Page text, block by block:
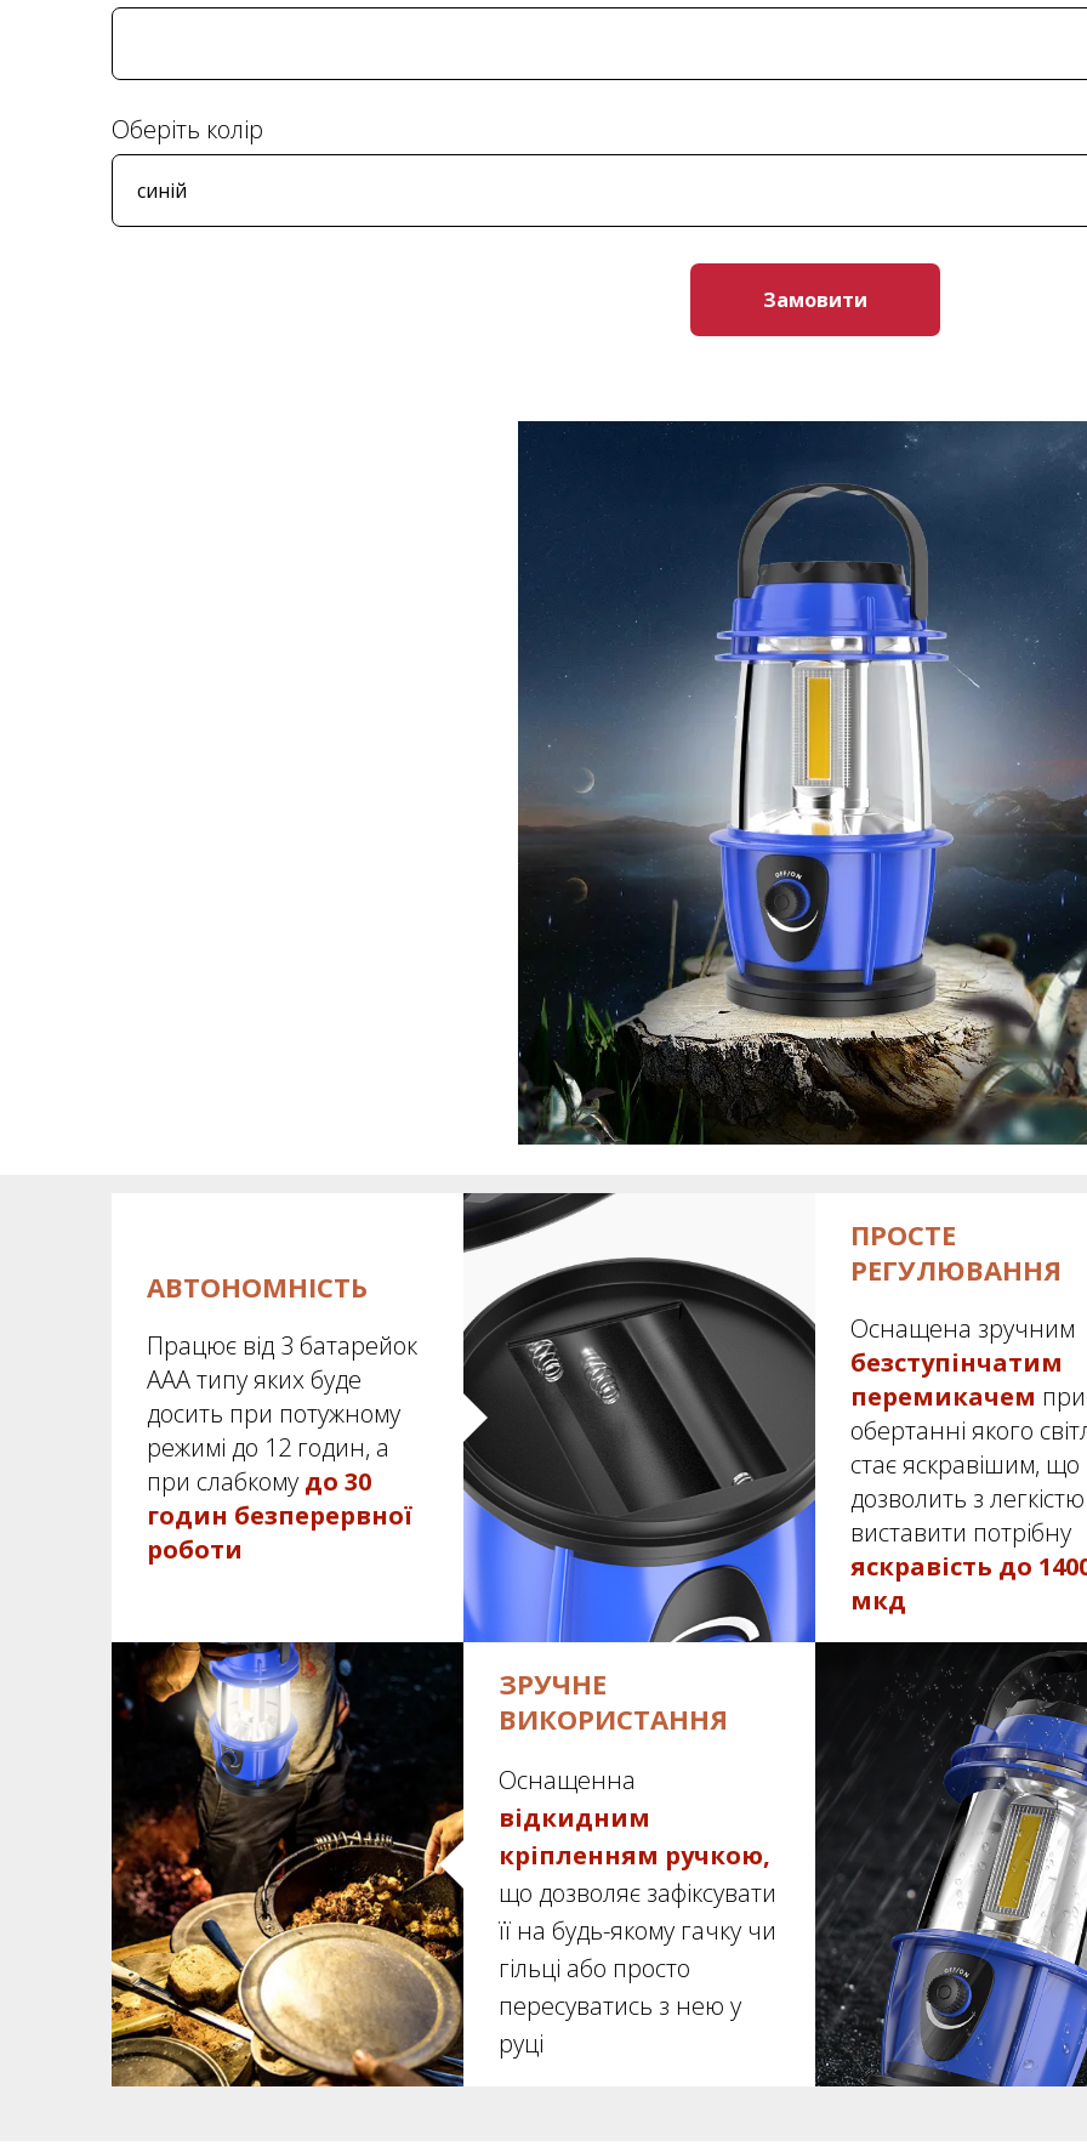
Оберіть колір
Замовити
АВТОНОМНІСТЬ
Працює від 3 батарейок
ААА типу яких буде
досить при потужному
режимі до 12 годин, а
при слабкому до 30
годин безперервної
роботи
ПРОСТЕ
РЕГУЛЮВАННЯ
Оснащена зручним
безступінчатим
перемикачем при
обертанні якого
стає яскравішим, що
дозволить з легкістю
виставити потрібну
яскравість до
мкд
ЗРУЧНЕ
ВИКОРИСТАННЯ
Оснащенна
відкидним
кріпленням ручкою,
що дозволяє зафіксувати
її на будь-якому гачку чи
гільці або просто
пересуватись з нею у
руці